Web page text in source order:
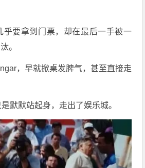
乎要拿到门票，却在最后一手被一
。
，早就掀桌发脾气，甚至直接走
默默站起身，走出了娱乐城。